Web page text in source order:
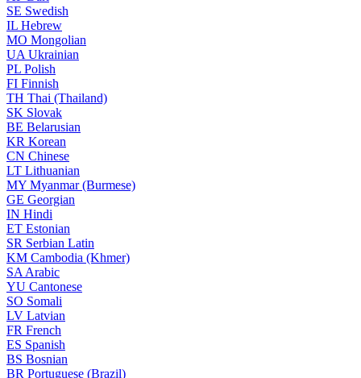
SE Swedish
IL Hebrew
MO Mongolian
UA Ukrainian
PL Polish
FI Finnish
TH Thai (Thailand)
SK Slovak
BE Belarusian
KR Korean
CN Chinese
LT Lithuanian
MY Myanmar (Burmese)
GE Georgian
IN Hindi
ET Estonian
SR Serbian Latin
KM Cambodia (Khmer)
SA Arabic
YU Cantonese
SO Somali
LV Latvian
FR French
ES Spanish
BS Bosnian
BR Portuguese (Brazil)